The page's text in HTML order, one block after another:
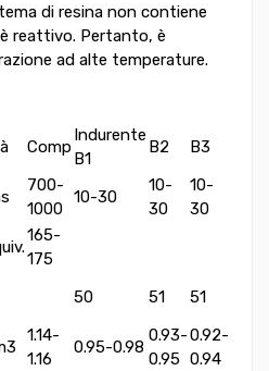
di resina non contiene
reattivo. Pertanto, è
ad alte temperature.
Comp
Indurente
B1
B2 B3
700-
1000
10-30
10-
30
10-
30
165-
175
50 51 51
1.14-
1.16
0.95-0.98
0.93-
0.95
0.92-
0.94